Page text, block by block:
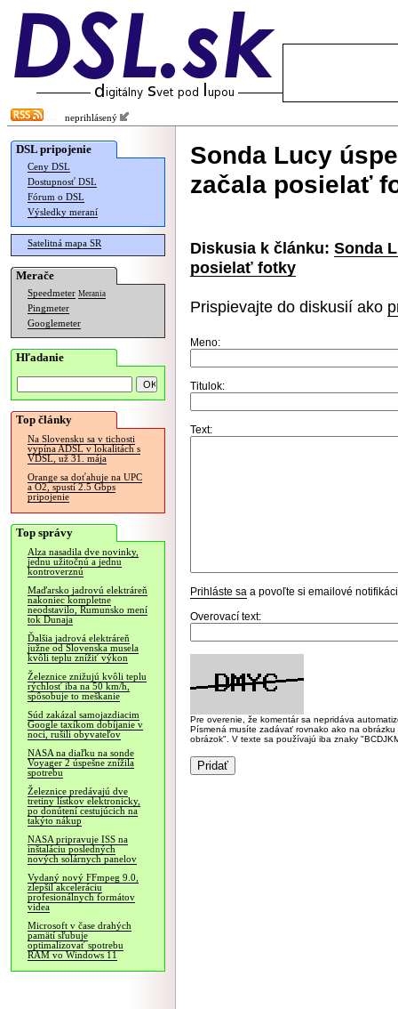
neprihlásený
DSL pripojenie
Ceny DSL
Dostupnosť DSL
Fórum o DSL
Výsledky meraní
Satelitná mapa SR
Merače
Speedmeter Merania
Pingmeter
Googlemeter
Hľadanie
Top články
Na Slovensku sa v tichosti
vypína ADSL v lokalitách s
VDSL, už 31. mája
Orange sa doťahuje na UPC
a O2, spustí 2.5 Gbps
pripojenie
Top správy
Alza nasadila dve novinky,
jednu užitočnú a jednu
kontroverznú
Maďarsko jadrovú elektráreň
nakoniec kompletne
neodstavilo, Rumunsko mení
tok Dunaja
Ďalšia jadrová elektráreň
južne od Slovenska musela
kvôli teplu znížiť výkon
Železnice znižujú kvôli teplu
rýchlosť iba na 50 km/h,
spôsobuje to meškanie
Súd zakázal samojazdiacim
Google taxíkom dobíjanie v
noci, rušili obyvateľov
NASA na diaľku na sonde
Voyager 2 úspešne znížila
spotrebu
Železnice predávajú dve
tretiny lístkov elektronicky,
po donútení cestujúcich na
takýto nákup
NASA pripravuje ISS na
inštaláciu posledných
nových solárnych panelov
Vydaný nový FFmpeg 9.0,
zlepšil akceleráciu
profesionálnych formátov
videa
Microsoft v čase drahých
pamätí sľubuje
optimalizovať spotrebu
RAM vo Windows 11
Sonda Lucy
začala posielať
Diskusia k článku: Sonda
posielať fotky
Prispievajte do diskusií ako
Meno:
Titulok:
Text:
Prihláste sa a povoľte si emailové
Overovací text:
Pre overenie, že komentár sa nepridáva
Písmená musíte zadávať rovnako ako na
obrázok". V texte sa používajú iba znaky